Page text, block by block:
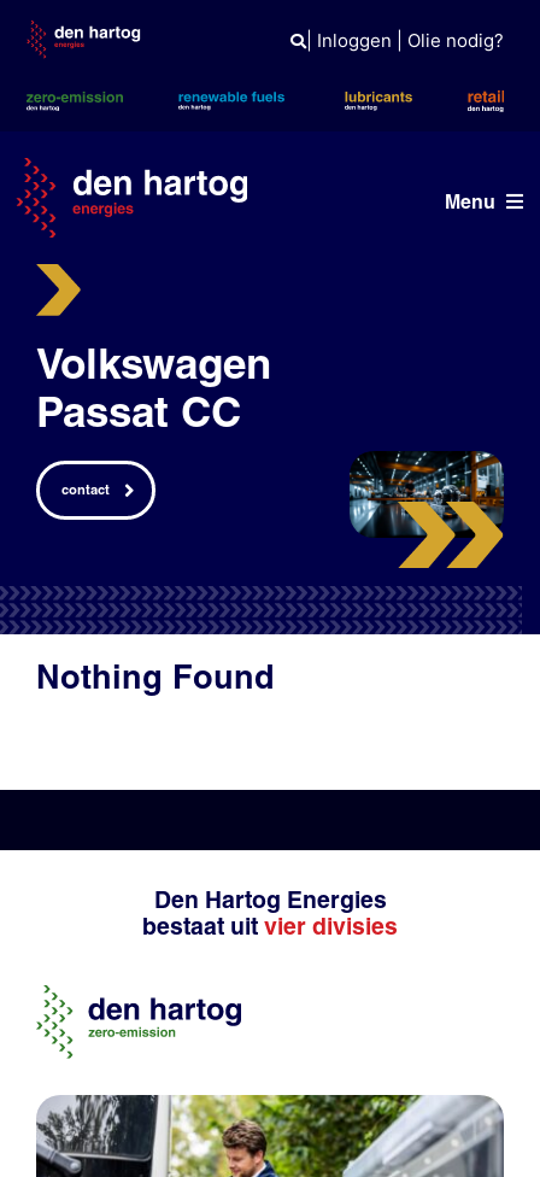
content
| Inloggen Olie nodig?
Menu
Wie wij zijn
Volkswagen
Passat CC
contact
Nothing Found
Den Hartog Energies
bestaat uit vier divisies